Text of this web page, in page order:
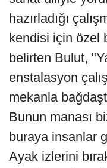
hazırladığı
kendisi için özel
belirten Bulut,
enstalasyon
mekanla
Bunun manası
buraya insanlar
Ayak izlerini